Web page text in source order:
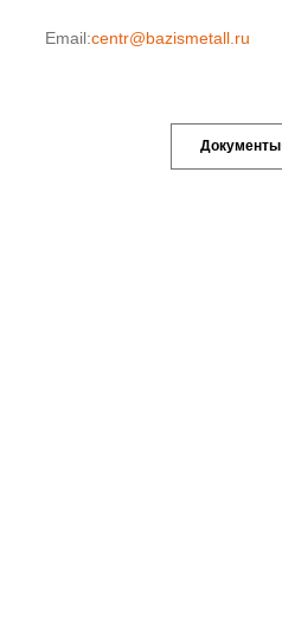
Email:centr@bazismetall.ru
Документы